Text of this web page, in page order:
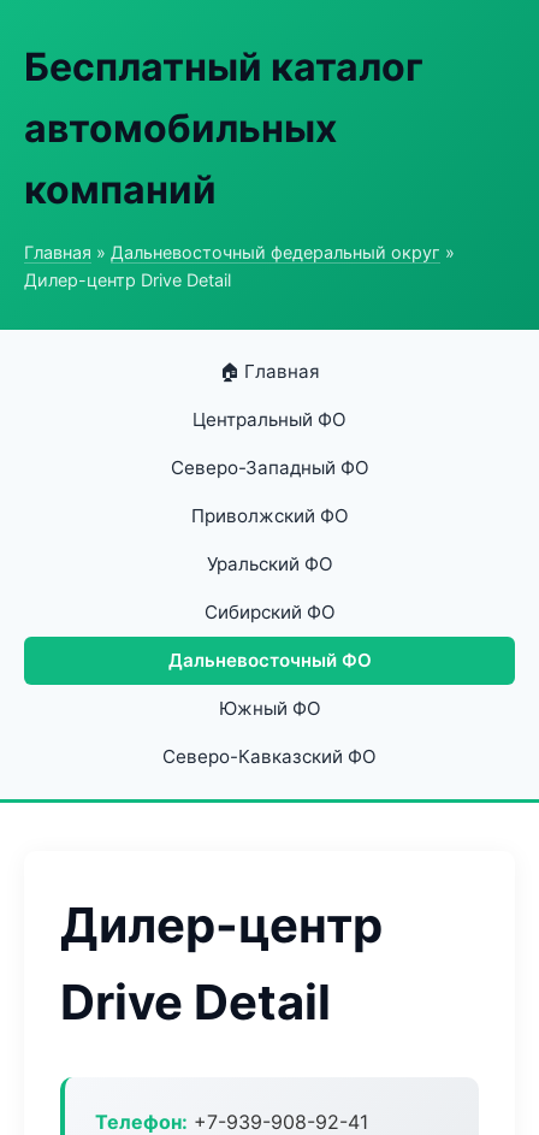
Бесплатный каталог
автомобильных
компаний
Главная » Дальневосточный федеральный округ »
Дилер-центр Drive Detail
🏠 Главная
Центральный ФО
Северо-Западный ФО
Приволжский ФО
Уральский ФО
Сибирский ФО
Дальневосточный ФО
Южный ФО
Северо-Кавказский ФО
Дилер-центр
Drive Detail
Телефон: +7-939-908-92-41